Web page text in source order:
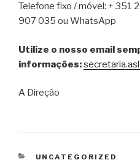
Telefone fixo / móvel: + 351
907 035 ou WhatsApp
Utilize o nosso email
informações:
A Direção
CATEGORIES
UNCATEGORIZED